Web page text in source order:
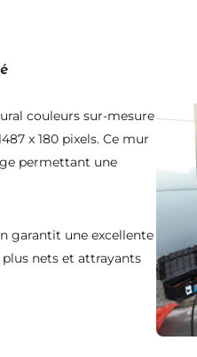
couleurs sur-mesure
x 180 pixels. Ce mur
permettant une
garantit une excellente
nets et attrayants